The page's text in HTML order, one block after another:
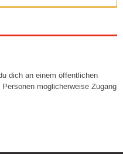
dich an einem öffentlichen
möglicherweise Zugang